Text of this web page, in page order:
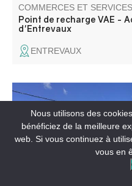
COMMERCES ET SERVICES
Point de recharge VAE -
d'Entrevaux
ENTREVAUX
sécurité et du sérieux
Nous utilisons des
bénéficiez de la meilleure
web. Si vous continuez à
vous en